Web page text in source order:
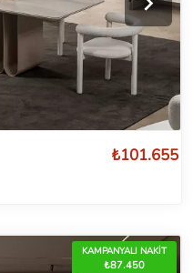
₺101.655
KAMPANYALI NAKİT
₺87.450